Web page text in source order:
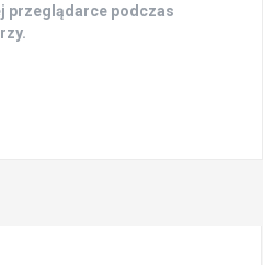
przeglądarce podczas